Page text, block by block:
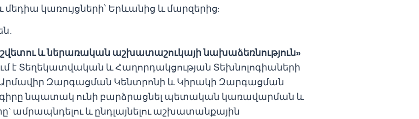
մեդիա կառույցների՝ Երևանից և մարզերից:
ևներառական աշխատաշուկայինախաձեռնություն»
է Տեղեկատվական և Հաղորդակցության Տեխնոլոգիաների
Արմավիր Զարգացման Կենտրոնի և Կիրակի Զարգացման
նպատակ ունի բարձրացնել պետական կառավարման և
ամրապնդելու և ընդլայնելու աշխատանքային